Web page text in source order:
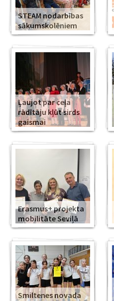
STEAM nodarbības
sākumskolēniem
Ļaujot par ceļa
rādītāju kļūt sirds
gaismai
Erasmus+ projekta
mobilitāte Seviļā
Smiltenes novada